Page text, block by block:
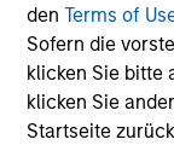
denTerms of
Sofern die
klicken Sie bitte
klicken Sie
Startseite
Die auf dieser
sich auf mehrere
Management
alle Teilfonds in
nicht für
in denen die